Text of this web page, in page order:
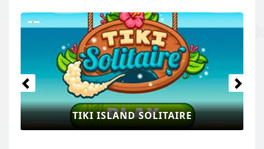
TIKI ISLAND SOLITAIRE
Tidigare Nästa